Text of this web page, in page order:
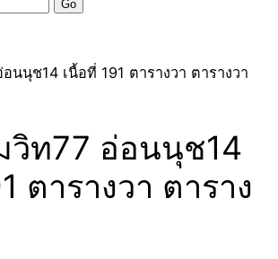
ท77 อ่อนนุช14
ตารางวา ตาราง